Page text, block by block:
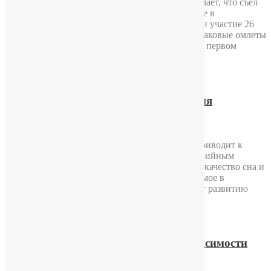
Человек чувствует себя сытым дольше, если думает, что съел
много. Это показало исследование, проведенное в
Университете Шеффилд Холлэм. В нем приняли участие 26
человек. В два разных утра участники ели одинаковые омлеты
из трех яиц. Однако добровольцы думали, что в первом
Недостаток сна как причина ожирения
Нехватка сна изменяет активность мозга, что приводит к
усилению голода и непреодолимой тяге к калорийным
продуктам. По мнению ученых, именно низкое качество сна и
уменьшение его продолжительности, наблюдаемое в
индустриализированных странах, способствуют развитию
Причины и механизмы пищевой зависимости